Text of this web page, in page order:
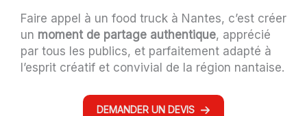
Faire appel à un food truck à Nantes, c’est créer
un moment de partage authentique, apprécié
par tous les publics, et parfaitement adapté à
l’esprit créatif et convivial de la région nantaise.
DEMANDER UN DEVIS